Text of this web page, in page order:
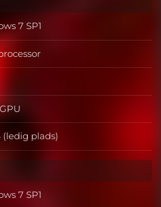
7 SP1
(ledig plads)
7 SP1